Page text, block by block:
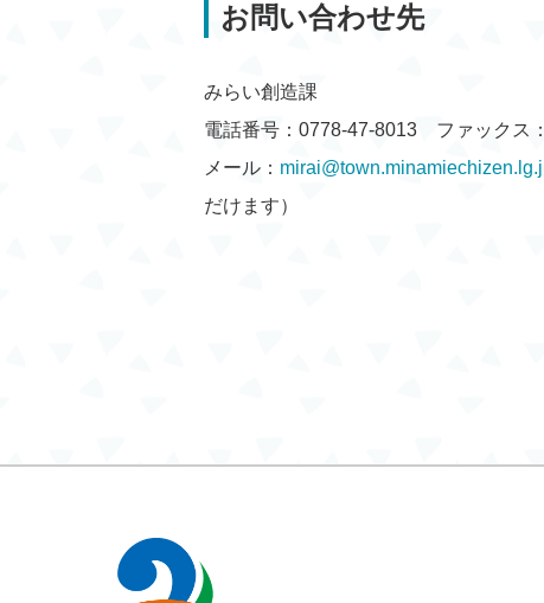
お問い合わせ先
みらい創造課
電話番号：0778-47-8013 ファックス
メール：
だけます）